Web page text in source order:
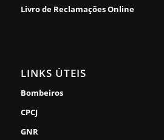
Livro de Reclamações Online
LINKS ÚTEIS
Bombeiros
CPCJ
GNR